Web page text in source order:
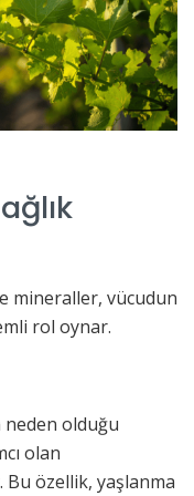
mineraller, vücudun
rol oynar.
olduğu
olan
Bu özellik, yaşlanma